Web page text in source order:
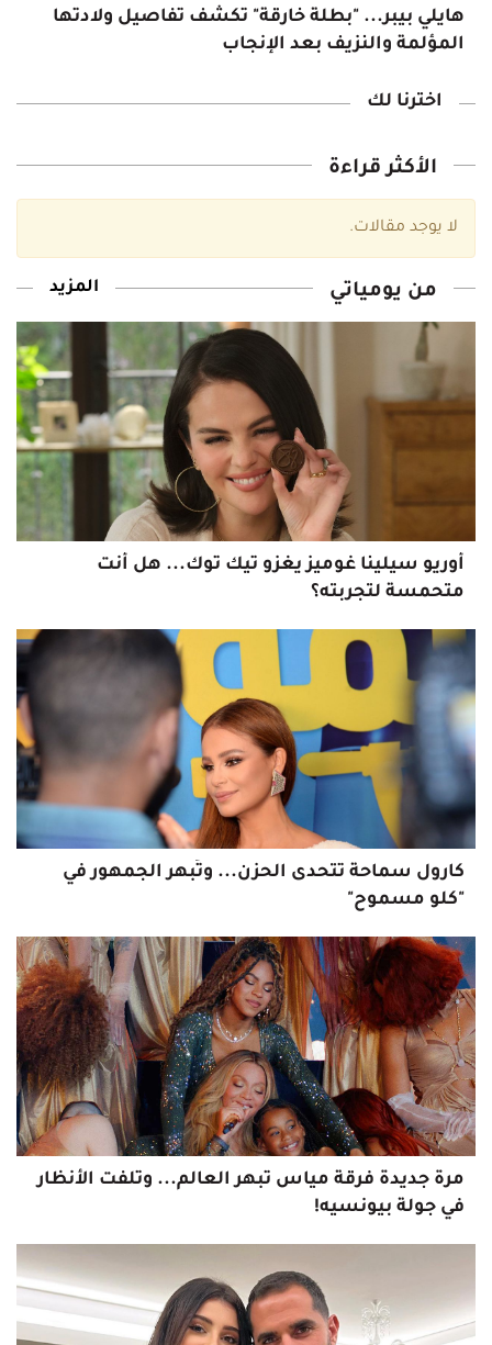
هايلي بيبر... "بطلة خارقة" تكشف تفاصيل ولادتها
المؤلمة والنزيف بعد الإنجاب
اخترنا لك‎
الأكثر قراءة
لا يوجد مقالات‎.
من يومياتي المزيد
أوريو سيلينا غوميز يغزو تيك توك... هل أنت
متحمسة لتجربته؟
كارول سماحة تتحدى الحزن... وتُبهر الجمهور في
"كلو مسموح"
مرةً جديدة فرقة مياس تبهر العالم... وتلفت الأنظار
في جولة بيونسيه!